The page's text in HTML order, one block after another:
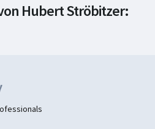
Hubert Ströbitzer:
IT-Security